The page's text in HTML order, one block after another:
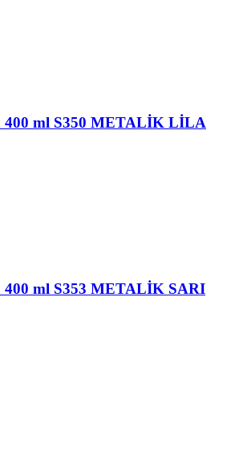
400 ml S350 METALİK LİLA
400 ml S353 METALİK SARI